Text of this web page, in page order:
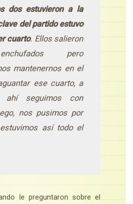
dos estuvieron a la
del partido estuvo
cuarto. Ellos salieron
pero
mantenernos en el
ese cuarto, a
ahí seguimos con
nos pusimos por
así todo el
le preguntaron sobre el